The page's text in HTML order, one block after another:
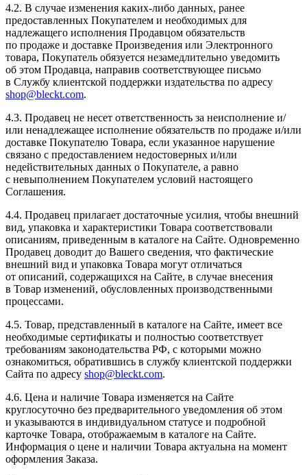
4.2. В случае изменения каких-либо данных, ранее
предоставленных Покупателем и необходимых для
надлежащего исполнения Продавцом обязательств
по продаже и доставке Произведения или Электронного
товара, Покупатель обязуется незамедлительно уведомить
об этом Продавца, направив соответствующее письмо
в Службу клиентской поддержки издательства по адресу
shop@bleckt.com.
4.3. Продавец не несет ответственность за неисполнение и/
или ненадлежащее исполнение обязательств по продаже и/или
доставке Покупателю Товара, если указанное нарушение
связано с предоставлением недостоверных и/или
недействительных данных о Покупателе, а равно
с невыполнением Покупателем условий настоящего
Соглашения.
4.4. Продавец прилагает достаточные усилия, чтобы внешний
вид, упаковка и характеристики Товара соответствовали
описаниям, приведенным в каталоге на Сайте. Одновременно
Продавец доводит до Вашего сведения, что фактические
внешний вид и упаковка Товара могут отличаться
от описаний, содержащихся на Сайте, в случае внесения
в Товар изменений, обусловленных производственными
процессами.
4.5. Товар, представленный в каталоге на Сайте, имеет все
необходимые сертификаты и полностью соответствует
требованиям законодательства РФ, с которыми можно
ознакомиться, обратившись в службу клиентской поддержки
Сайта по адресу shop@bleckt.com.
4.6. Цена и наличие Товара изменяется на Сайте
круглосуточно без предварительного уведомления об этом
и указываются в индивидуальном статусе и подробной
карточке Товара, отображаемым в каталоге на Сайте.
Информация о цене и наличии Товара актуальна на момент
оформления Заказа.